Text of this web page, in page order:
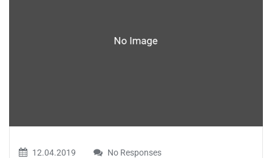
12.04.2019 No Responses